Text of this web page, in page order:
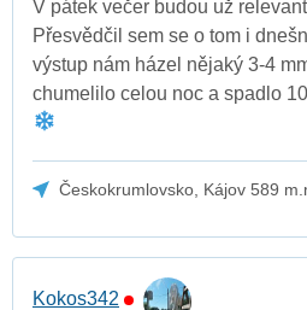
V pátek večer budou už
Přesvědčil sem se o tom i
výstup nám házel nějaký 3-4
chumelilo celou noc a spadlo
Českokrumlovsko, Kájov 589
Kokos342